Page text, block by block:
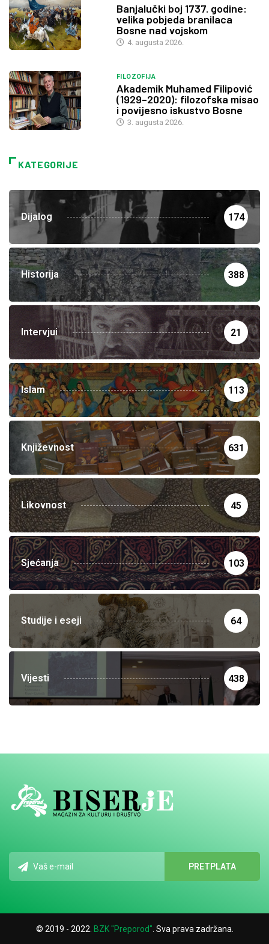
Banjalučki boj 1737. godine:
velika pobjeda branilaca
Bosne nad vojskom
4. augusta 2026.
FILOZOFIJA
Akademik Muhamed Filipović
(1929–2020): filozofska misao
i povijesno iskustvo Bosne
3. augusta 2026.
KATEGORIJE
Dijalog 174
Historija 388
Intervjui 21
Islam 113
Književnost 631
Likovnost 45
Sjećanja 103
Studije i eseji 64
Vijesti 438
© 2019 - 2022. BZK "Preporod". Sva prava zadržana.